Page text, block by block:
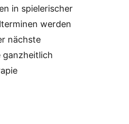
in spielerischer
werden
nächste
ganzheitlich